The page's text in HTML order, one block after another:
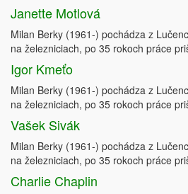
Janette Motlová
Milan Berky (1961-) pochádza z
na železniciach, po 35 rokoch práce
Igor Kmeťo
Milan Berky (1961-) pochádza z
na železniciach, po 35 rokoch práce
Vašek Sivák
Milan Berky (1961-) pochádza z
na železniciach, po 35 rokoch práce
Charlie Chaplin